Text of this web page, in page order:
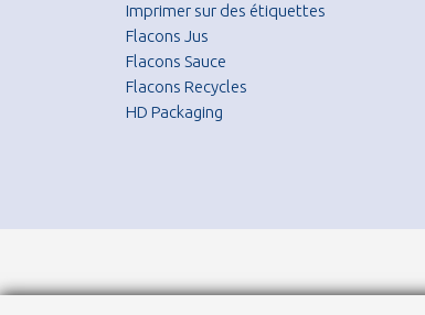
Imprimer sur des étiquettes
Flacons Jus
Flacons Sauce
Flacons Recycles
HD Packaging